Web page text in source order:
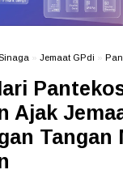
Jemaat GPdi
Ajak
Tangan